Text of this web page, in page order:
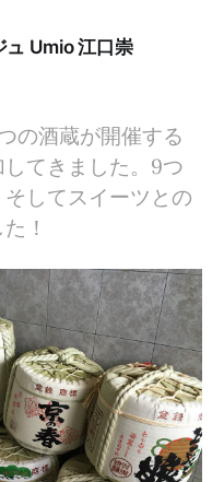
ュ Umio 江口崇
の酒蔵が開催する
してきました。9つ
してスイーツとの
！